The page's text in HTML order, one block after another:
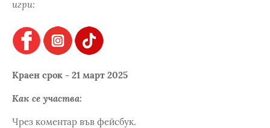
игри:
Краен срок - 21 март 2025
Как се участва:
Чрез коментар във фейсбук.